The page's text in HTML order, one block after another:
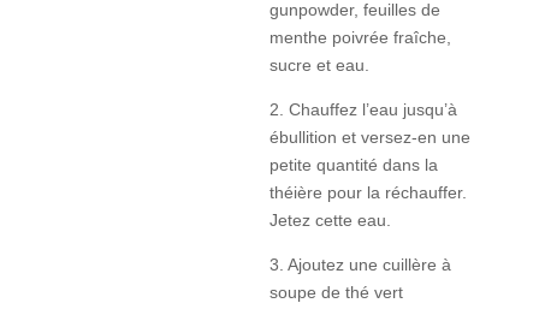
gunpowder, feuilles de
menthe poivrée fraîche,
sucre et eau.
2. Chauffez l’eau jusqu’à
ébullition et versez-en une
petite quantité dans la
théière pour la réchauffer.
Jetez cette eau.
3. Ajoutez une cuillère à
soupe de thé vert